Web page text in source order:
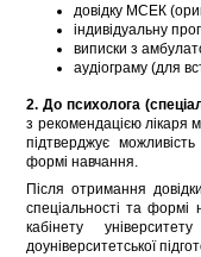
довідку МСЕК
індивідуальну
виписки з
аудіограму (для
2. До психолога
з рекомендацією лікаря
підтверджує
формі навчання.
Після отримання
спеціальності та формі
кабінету
доуніверситетської